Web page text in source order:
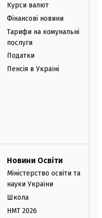
Курси валют
Фінансові новини
Тарифи на комунальні
послуги
Податки
Пенсія в Україні
Новини Освіти
Міністерство освіти та
науки України
Школа
НМТ 2026